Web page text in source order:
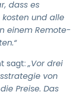
dass es
kosten und alle
einem Remote-
sagt:„Vor drei
von
Preise. Das